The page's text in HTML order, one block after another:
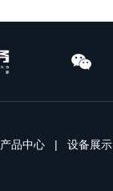
产品中心 | 设备展示